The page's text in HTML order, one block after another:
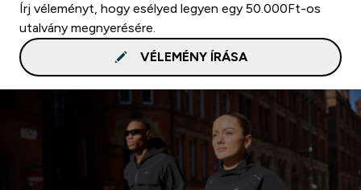
Írj véleményt, hogy esélyed legyen egy 50.000Ft-os
utalvány megnyerésére.
VÉLEMÉNY ÍRÁSA